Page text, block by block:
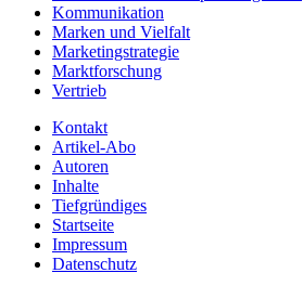
Kommunikation
Marken und Vielfalt
Marketingstrategie
Marktforschung
Vertrieb
Kontakt
Artikel-Abo
Autoren
Inhalte
Tiefgründiges
Startseite
Impressum
Datenschutz